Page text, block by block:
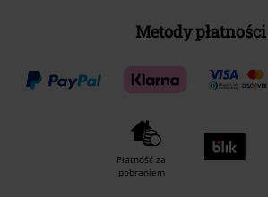
Metody płatności
Płatność za
pobraniem